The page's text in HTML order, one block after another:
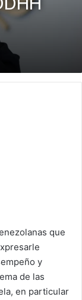
que
y
de las
en particular